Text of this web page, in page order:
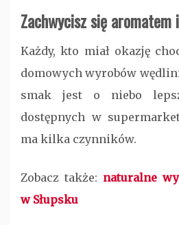
Zachwycisz się aromatem
Każdy, kto miał okazję
domowych wyrobów
smak jest o niebo
dostępnych w
ma kilka czynników.
Zobacz także: naturalne
w Słupsku